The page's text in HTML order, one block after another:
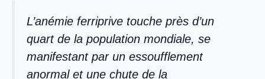
L’anémie ferriprive touche près d’un
quart de la population mondiale, se
manifestant par un essoufflement
anormal et une chute de la